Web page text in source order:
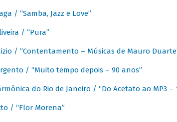
/ “Samba, Jazz e Love”
/ “Pura”
/ “Contentamento – Músicas de Mauro
/ “Muito tempo depois – 90 anos”
do Rio de Janeiro / “Do Acetato ao MP3
/ “Flor Morena”